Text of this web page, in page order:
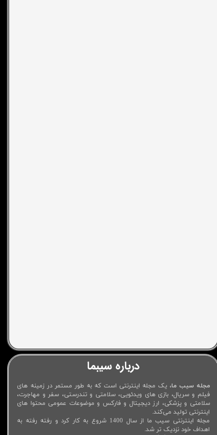
درباره سیبما
مجله سیب ما، یک مجله اینترنتی است که به طور مستمر در زمینه های
فیلم و سریال، بازی های ویدئویی، سلامتی و تندرستی، سفر و مهاجرت،
سلامتی و پزشکی، ارز دیجیتال و فارکس و موضوعات عمومی محتوا های
اینترنتی تولید می‌کند.
مجله اینترنتی سیب ما از سال 1400 شروع به کار کرد و رفته رفته به
اهداف خود نزدیک تر شد.